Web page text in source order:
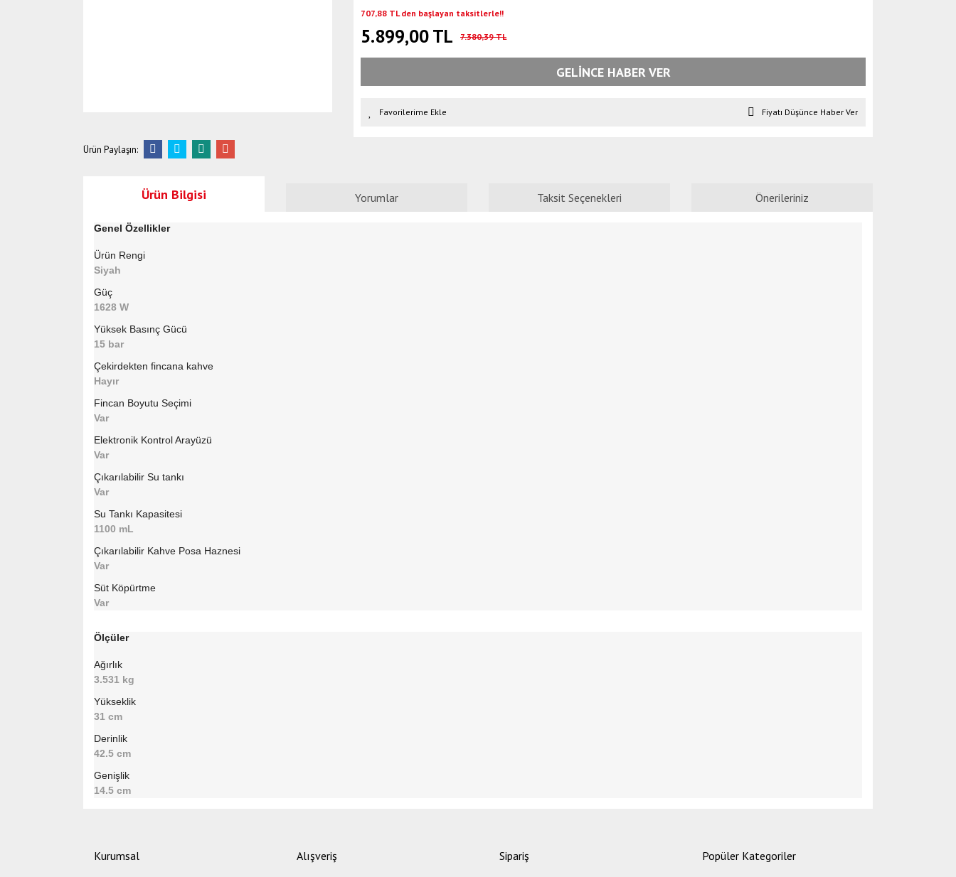
Ürün Paylaşın:
707,88 TL den başlayan taksitlerle!!
5.899,00 TL 7.380,39 TL
GELİNCE HABER VER
Fiyatı Düşünce Haber Ver
Ürün Bilgisi Yorumlar Taksit Seçenekleri Önerileriniz
Genel Özellikler
Ürün Rengi
Siyah
Güç
1628 W
Yüksek Basınç Gücü
15 bar
Çekirdekten fincana kahve
Hayır
Fincan Boyutu Seçimi
Var
Elektronik Kontrol Arayüzü
Var
Çıkarılabilir Su tankı
Var
Su Tankı Kapasitesi
1100 mL
Çıkarılabilir Kahve Posa Haznesi
Var
Süt Köpürtme
Var
Ölçüler
Ağırlık
3.531 kg
Yükseklik
31 cm
Derinlik
42.5 cm
Genişlik
14.5 cm
Kurumsal Alışveriş Sipariş Popüler Kategoriler